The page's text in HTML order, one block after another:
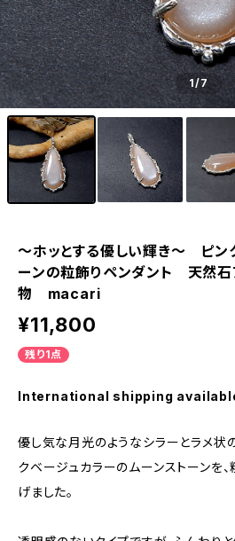
1/7
～ホッとする優しい輝き～ ピン
ーンの粒飾りペンダント 天然
物 macari
¥11,800
残り1点
International shipping
優し気な月光のようなシラーとラメ状
クベージュカラーのムーンストーンを
げました。